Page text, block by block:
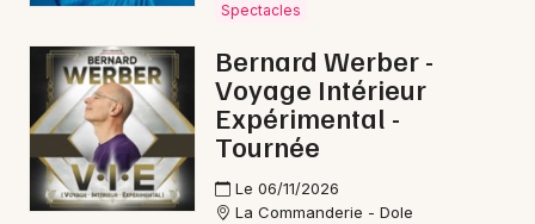
39 - Jura
Choisir mes départements
Mon email
Je m'abonne
Spectacles
Bernard Werber -
Voyage Intérieur
Expérimental -
Tournée
Le 06/11/2026
La Commanderie - Dole